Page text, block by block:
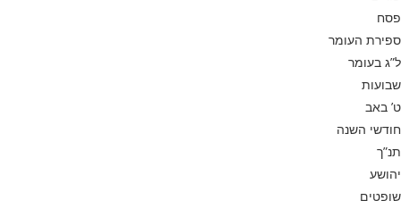
פסח
ספירת העומר
ל”ג בעומר
שבועות
ט’ באב
חודשי השנה
תנ”ך
יהושע
שופטים